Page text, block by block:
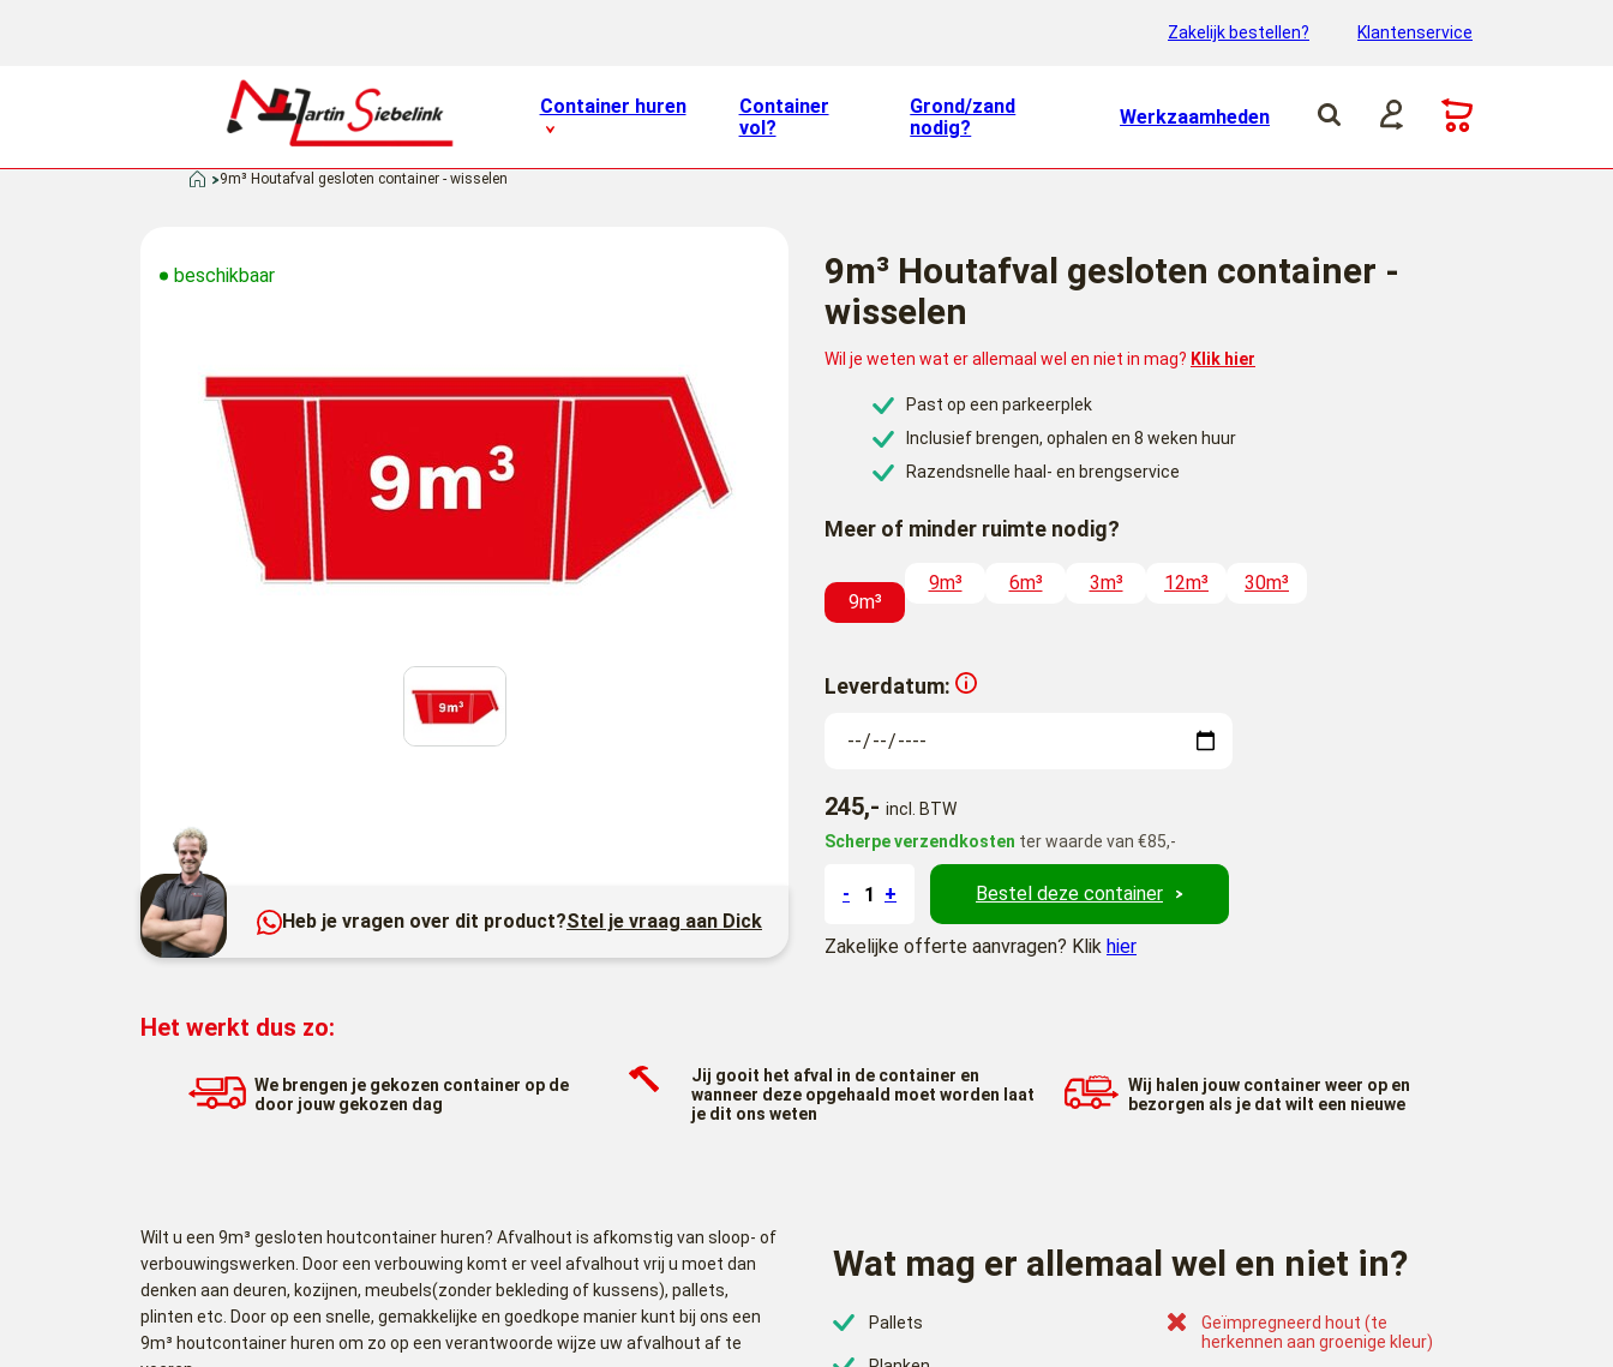
Zakelijk bestellen? Klantenservice
Container huren
Grond/zand
nodig?
Container
vol?
Werkzaamheden
9m³ Houtafval gesloten container - wisselen
beschikbaar
Heb je vragen over dit product?Stel je vraag aan Dick
9m³ Houtafval gesloten container -
wisselen
Wil je weten wat er allemaal wel en niet in mag? Klik hier
Past op een parkeerplek
Inclusief brengen, ophalen en 8 weken huur
Razendsnelle haal- en brengservice
Meer of minder ruimte nodig?
9m³
9m³ 6m³ 3m³ 12m³ 30m³
Leverdatum:
245,- incl. BTW
Scherpe verzendkosten ter waarde van €85,-
- + Bestel deze container
Zakelijke offerte aanvragen? Klik hier
Het werkt dus zo:
We brengen je gekozen container op de
door jouw gekozen dag
Jij gooit het afval in de container en
wanneer deze opgehaald moet worden laat
je dit ons weten
Wij halen jouw container weer op en
bezorgen als je dat wilt een nieuwe
Wilt u een 9m³ gesloten houtcontainer huren? Afvalhout is afkomstig van sloop- of
verbouwingswerken. Door een verbouwing komt er veel afvalhout vrij u moet dan
denken aan deuren, kozijnen, meubels(zonder bekleding of kussens), pallets,
plinten etc. Door op een snelle, gemakkelijke en goedkope manier kunt bij ons een
9m³ houtcontainer huren om zo op een verantwoorde wijze uw afvalhout af te
Wat mag er allemaal wel en niet in?
Pallets
Geïmpregneerd hout (te
herkennen aan groenige kleur)